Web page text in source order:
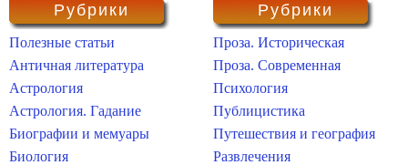
Рубрики
Полезные статьи
Античная литература
Астрология
Астрология. Гадание
Биографии и мемуары
Биология
Рубрики
Проза. Историческая
Проза. Современная
Психология
Публицистика
Путешествия и география
Развлечения